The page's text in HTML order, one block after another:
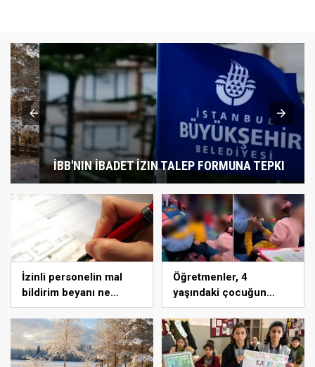
İBB'NIN İBADET İZIN TALEP FORMUNA TEPKI
İzinli personelin mal
bildirim beyanı ne
zaman yapılır?
Öğretmenler, 4
yaşındaki çocuğun
dövülmesini gülerek
izledi